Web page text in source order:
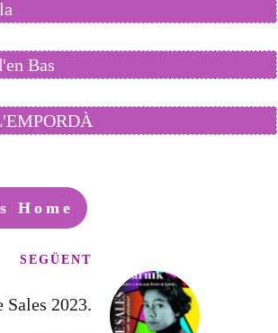
Bas
Home
SEGÜENT
Sales 2023.